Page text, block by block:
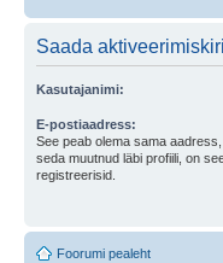
Saada aktiveerimiskiri
Kasutajanimi:
E-postiaadress:
See peab olema sama
seda muutnud läbi profiili, on
registreerisid.
Foorumi pealeht